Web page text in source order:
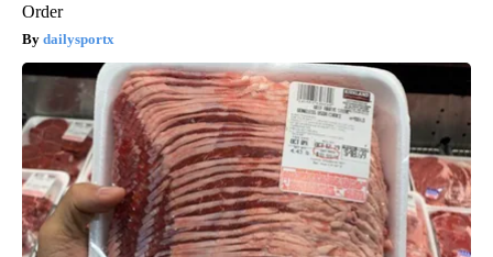
Order
dailysportx